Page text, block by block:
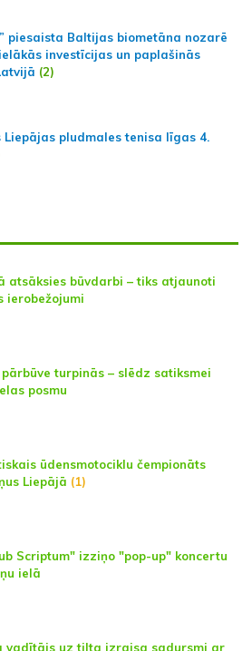
piesaista Baltijas biometāna nozarē
investīcijas un paplašinās
(2)
pludmales tenisa līgas 4.
atsāksies būvdarbi – tiks atjaunoti
ierobežojumi
turpinās – slēdz satiksmei
posmu
ūdensmotociklu čempionāts
Liepājā (1)
Scriptum" izziņo "pop-up" koncertu
ielā
vadītājs uz tilta izraisa sadursmi ar